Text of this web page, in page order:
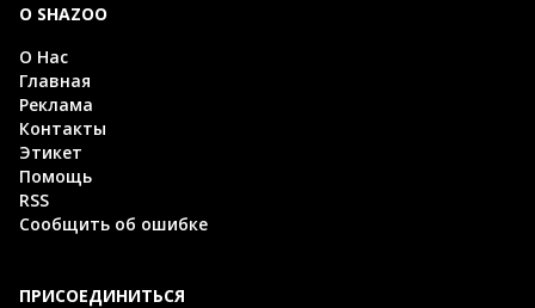
О SHAZOO
О Нас
Главная
Реклама
Контакты
Этикет
Помощь
RSS
Сообщить об ошибке
ПРИСОЕДИНИТЬСЯ